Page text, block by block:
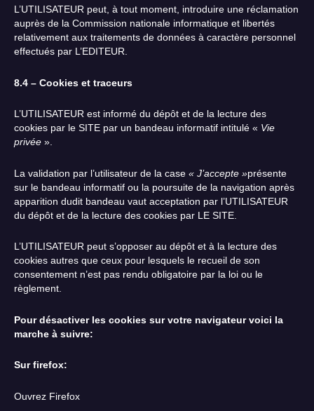
L’UTILISATEUR peut, à tout moment, introduire une réclamation
auprès de la Commission nationale informatique et libertés
relativement aux traitements de données à caractère personnel
effectués par L’EDITEUR.
8.4 – Cookies et traceurs
L’UTILISATEUR est informé du dépôt et de la lecture des
cookies par le SITE par un bandeau informatif intitulé « Vie
privée ».
La validation par l’utilisateur de la case « J’accepte »présente
sur le bandeau informatif ou la poursuite de la navigation après
apparition dudit bandeau vaut acceptation par l’UTILISATEUR
du dépôt et de la lecture des cookies par LE SITE.
L’UTILISATEUR peut s’opposer au dépôt et à la lecture des
cookies autres que ceux pour lesquels le recueil de son
consentement n’est pas rendu obligatoire par la loi ou le
règlement.
Pour désactiver les cookies sur votre navigateur voici la
marche à suivre:
Sur firefox:
Ouvrez Firefox